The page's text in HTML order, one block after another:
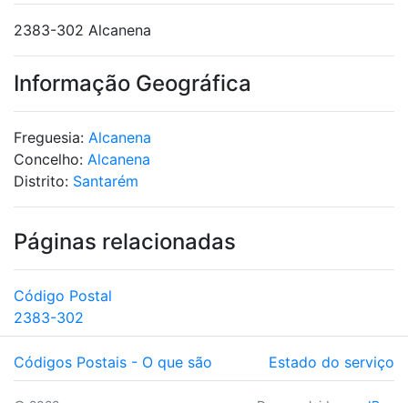
2383-302 Alcanena
Informação Geográfica
Freguesia: Alcanena
Concelho: Alcanena
Distrito: Santarém
Páginas relacionadas
Código Postal
2383-302
Códigos Postais - O que são Estado do serviço